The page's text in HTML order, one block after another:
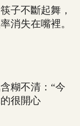
不斷起舞，
消失在嘴裡。
糊不清：“今
很開心